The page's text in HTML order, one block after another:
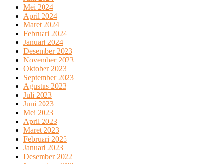
Mei 2024
April 2024
Maret 2024
Februari 2024
Januari 2024
Desember 2023
November 2023
Oktober 2023
September 2023
Agustus 2023
Juli 2023
Juni 2023
Mei 2023
April 2023
Maret 2023
Februari 2023
Januari 2023
Desember 2022